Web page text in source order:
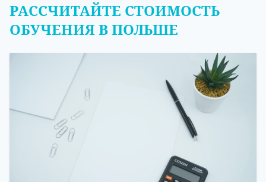
РАССЧИТАЙТЕ СТОИМОСТЬ
ОБУЧЕНИЯ В ПОЛЬШЕ